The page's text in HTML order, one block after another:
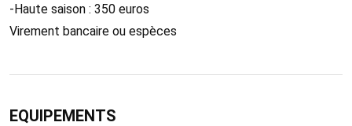
-Haute saison : 350 euros
Virement bancaire ou espèces
EQUIPEMENTS